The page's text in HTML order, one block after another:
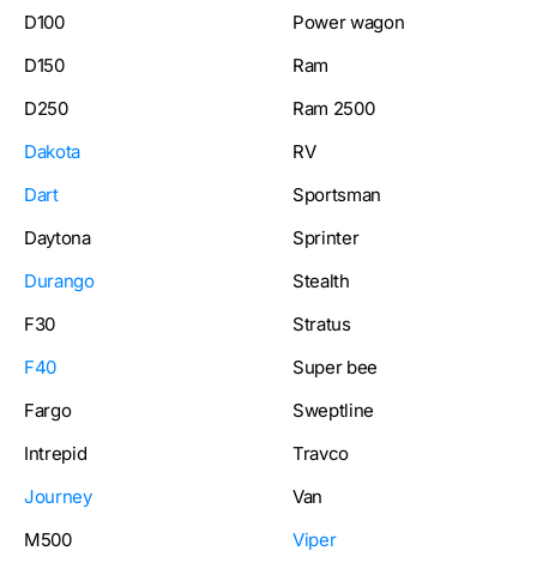
D100
D150
D250
Dakota
Dart
Daytona
Durango
F30
F40
Fargo
Intrepid
Journey
M500
Power wagon
Ram
Ram 2500
RV
Sportsman
Sprinter
Stealth
Stratus
Super bee
Sweptline
Travco
Van
Viper